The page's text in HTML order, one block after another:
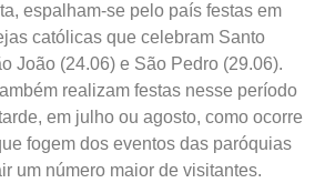
espalham-se pelo país festas em
católicas que celebram Santo
João (24.06) e São Pedro (29.06).
realizam festas nesse período
em julho ou agosto, como ocorre
fogem dos eventos das paróquias
um número maior de visitantes.